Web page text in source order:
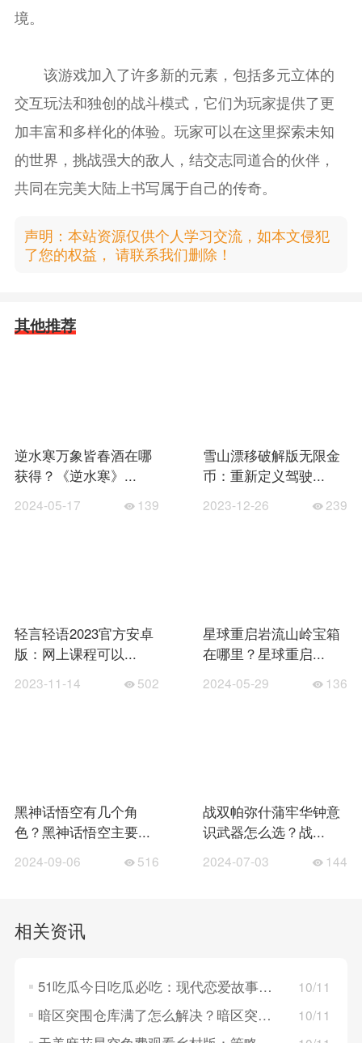
境。
该游戏加入了许多新的元素，包括多元立体的
交互玩法和独创的战斗模式，它们为玩家提供了更
加丰富和多样化的体验。玩家可以在这里探索未知
的世界，挑战强大的敌人，结交志同道合的伙伴，
共同在完美大陆上书写属于自己的传奇。
声明：本站资源仅供个人学习交流，如本文侵犯
了您的权益， 请联系我们删除！
其他推荐
逆水寒万象皆春酒在哪
获得？《逆水寒》...
2024-05-17 139
雪山漂移破解版无限金
币：重新定义驾驶...
2023-12-26 239
轻言轻语2023官方安卓
版：网上课程可以...
2023-11-14 502
星球重启岩流山岭宝箱
在哪里？星球重启...
2024-05-29 136
黑神话悟空有几个角
色？黑神话悟空主要...
2024-09-06 516
战双帕弥什蒲牢华钟意
识武器怎么选？战...
2024-07-03 144
相关资讯
51吃瓜今日吃瓜必吃：现代恋爱故事，探索年轻人的情感世界！ 10/11
暗区突围仓库满了怎么解决？暗区突围仓库满了的解决方法 10/11